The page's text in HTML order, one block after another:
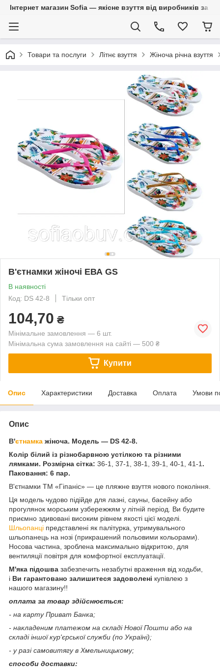
Інтернет магазин Sofia — якісне взуття від виробників за
Товари та послуги Літнє взуття Жіноча річна взуття
В'єтнамки жіночі ЕВА GS
В наявності
Код: DS 42-8
Тільки опт
104,70 ₴
Мінімальне замовлення — 6 шт.
Мінімальна сума замовлення на сайті — 500 ₴
Купити
Опис Характеристики Доставка Оплата Умови
Опис
В'єтнамка жіноча. Модель — DS 42-8.
Колір білий із різнобарвною устілкою та різними
лямками. Розмірна сітка: 36-1, 37-1, 38-1, 39-1, 40-1, 41-1 .
Паковання: 6 пар.
В'єтнамки ТМ «Гіпаніс» — це пляжне взуття нового покоління.
Ця модель чудово підійде для лазні, сауны, басейну або
прогулянок морським узбережжям у літній період. Ви будите
приємно здивовані високим рівнем якості цієї моделі.
Шльопанці представлені як палітурка, утримувального
шльопанець на нозі (прикрашений польовими кольорами).
Носова частина, зроблена максимально відкритою, для
вентиляції повітря для комфортної експлуатації.
М'яка підошва забезпечить незабутні враження від ходьби,
і Ви гарантовано залишитеся задоволені купівлею з
нашого магазину!!
оплата за товар здійснюється:
- на карту Приват Банка;
- накладеним платежом на складі Нової Пошти або на
складі іншої кур'єрської служби (по Україні);
- у разі самовитягу в Хмельницькому;
способи доставки: